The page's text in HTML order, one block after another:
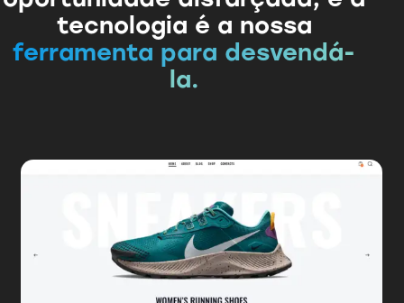
tecnologia é a nossa
ferramenta para desvendá-
la.